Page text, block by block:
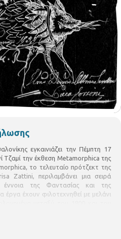
εγκαινιάζει την Πέμπτη 17
Τζαμί την έκθεση Metamorphica της
το τελευταίο πρότζεκτ της
Zattini, περιλαμβάνει μια σειρά
της Φαντασίας και της
έχουν φιλοτεχνηθεί με μελάνι
τα έργα αυτά καταγράφουν έναν
και της ιστορίας. Για τη σειρά των